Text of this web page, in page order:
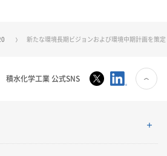
新たな環境長期ビジョンおよび環境中期計画を策定
積水化学工業 公式SNS